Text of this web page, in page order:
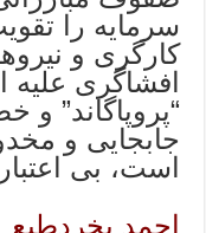
سرمایه را
کارگری و
افشاگری علیه
“پروپاگاند” و
جابجایی و
است، بی
احمد بخردطبع